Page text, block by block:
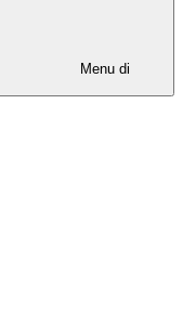
Menu di